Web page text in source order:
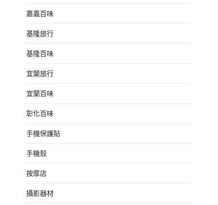
嘉義百味
基隆旅行
基隆百味
宜蘭旅行
宜蘭百味
彰化百味
手機保護貼
手機殼
按摩店
攝影器材